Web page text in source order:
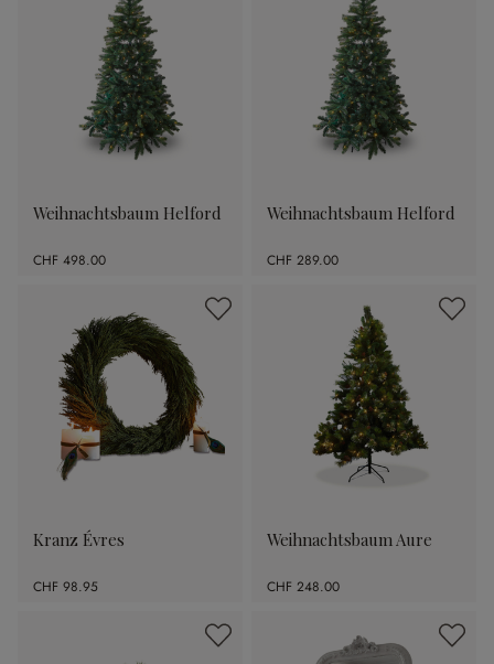
Weihnachtsbaum Helford
CHF 498.00
Weihnachtsbaum Helford
CHF 289.00
Kranz Évres
CHF 98.95
Weihnachtsbaum Aure
CHF 248.00